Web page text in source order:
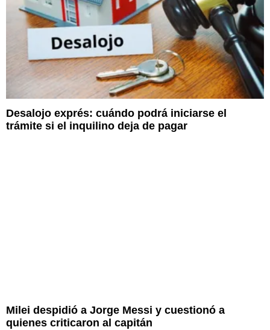
Desalojo exprés: cuándo podrá iniciarse el
trámite si el inquilino deja de pagar
Milei despidió a Jorge Messi y cuestionó a
quienes criticaron al capitán